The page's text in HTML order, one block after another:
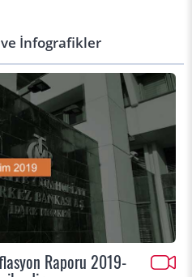
İnfografikler
Raporu 2019-